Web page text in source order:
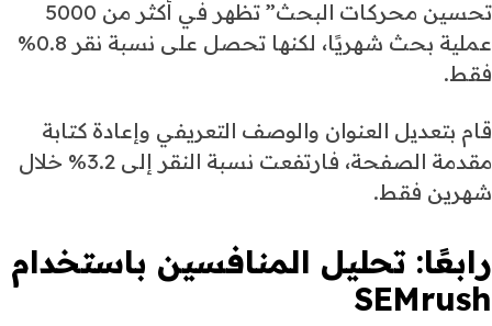
تحسين محركات البحث” تظهر في أكثر من 5000
عملية بحث شهريًا، لكنها تحصل على نسبة نقر 0.8%
فقط.
قام بتعديل العنوان والوصف التعريفي وإعادة كتابة
مقدمة الصفحة، فارتفعت نسبة النقر إلى 3.2% خلال
شهرين فقط.
رابعًا: تحليل المنافسين باستخدام
SEMrush